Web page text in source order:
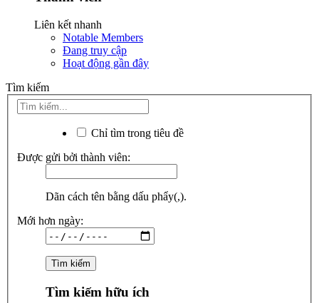
Liên kết nhanh
Notable Members
Đang truy cập
Hoạt động gần đây
Tìm kiếm
Chỉ tìm trong tiêu đề
Được gửi bởi thành viên:
Dãn cách tên bằng dấu phẩy(,).
Mới hơn ngày:
Tìm kiếm hữu ích